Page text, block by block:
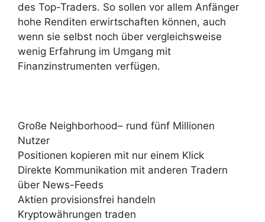
des Top-Traders. So sollen vor allem Anfänger
hohe Renditen erwirtschaften können, auch
wenn sie selbst noch über vergleichsweise
wenig Erfahrung im Umgang mit
Finanzinstrumenten verfügen.
Große Neighborhood– rund fünf Millionen
Nutzer
Positionen kopieren mit nur einem Klick
Direkte Kommunikation mit anderen Tradern
über News-Feeds
Aktien provisionsfrei handeln
Kryptowährungen traden